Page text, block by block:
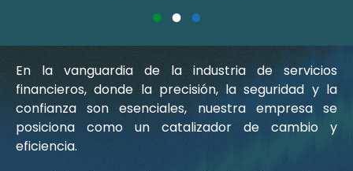
En la vanguardia de la industria de servicios
financieros, donde la precisión, la seguridad y la
confianza son esenciales, nuestra empresa se
posiciona como un catalizador de cambio y
eficiencia.